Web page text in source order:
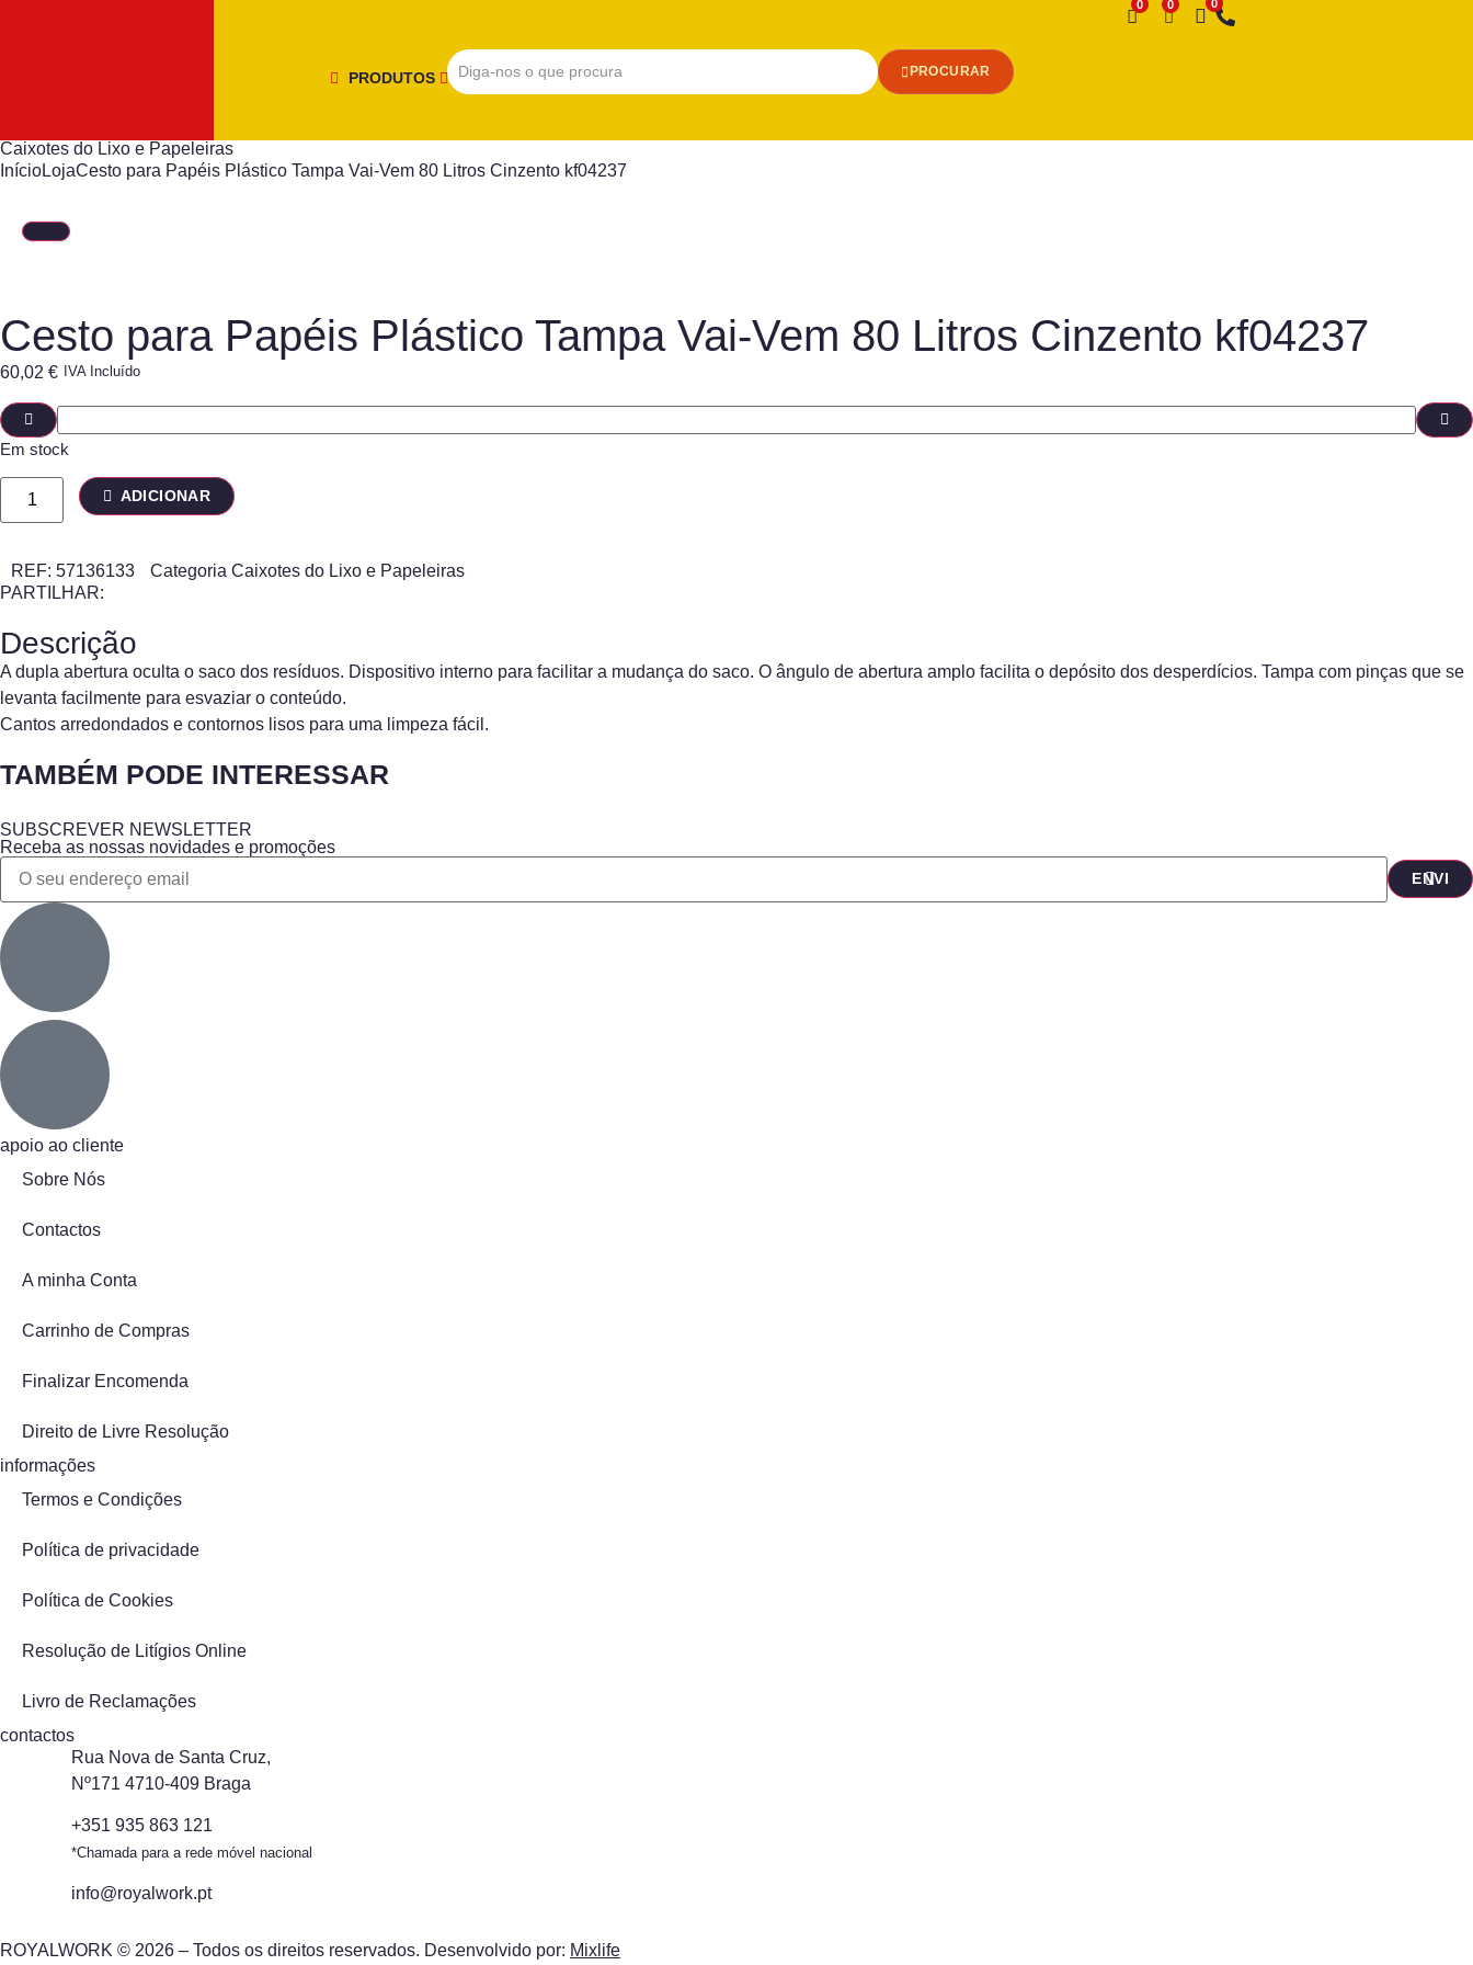
PRODUTOS PROCURAR
Desejo
Caixotes do Lixo e Papeleiras
InícioLojaCesto para Papéis Plástico Tampa Vai-Vem 80 Litros Cinzento kf04237
Cesto para Papéis Plástico Tampa Vai-Vem 80 Litros Cinzento kf04237
60,02 € IVA Incluído
Em stock
ADICIONAR
REF: 57136133 Categoria Caixotes do Lixo e Papeleiras
PARTILHAR:
Descrição
A dupla abertura oculta o saco dos resíduos. Dispositivo interno para facilitar a mudança do saco. O ângulo de abertura amplo facilita o depósito dos desperdícios. Tampa com pinças que se
levanta facilmente para esvaziar o conteúdo.
Cantos arredondados e contornos lisos para uma limpeza fácil.
TAMBÉM PODE INTERESSAR
SUBSCREVER NEWSLETTER
Receba as nossas novidades e promoções
apoio ao cliente
Sobre Nós
Contactos
A minha Conta
Carrinho de Compras
Finalizar Encomenda
Direito de Livre Resolução
informações
Termos e Condições
Política de privacidade
Política de Cookies
Resolução de Litígios Online
Livro de Reclamações
contactos
Rua Nova de Santa Cruz,
Nº171 4710-409 Braga
+351 935 863 121
*Chamada para a rede móvel nacional
info@royalwork.pt
ROYALWORK © 2026 – Todos os direitos reservados. Desenvolvido por: Mixlife